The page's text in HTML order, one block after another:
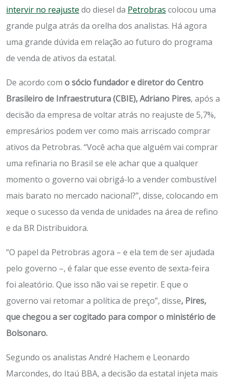
intervir no reajuste do diesel da Petrobras colocou uma
grande pulga atrás da orelha dos analistas. Há agora
uma grande dúvida em relação ao futuro do programa
de venda de ativos da estatal.
De acordo com o sócio fundador e diretor do Centro
Brasileiro de Infraestrutura (CBIE), Adriano Pires, após a
decisão da empresa de voltar atrás no reajuste de 5,7%,
empresários podem ver como mais arriscado comprar
ativos da Petrobras. “Você acha que alguém vai comprar
uma refinaria no Brasil se ele achar que a qualquer
momento o governo vai obrigá-lo a vender combustível
mais barato no mercado nacional?”, disse, colocando em
xeque o sucesso da venda de unidades na área de refino
e da BR Distribuidora.
“O papel da Petrobras agora – e ela tem de ser ajudada
pelo governo –, é falar que esse evento de sexta-feira
foi aleatório. Que isso não vai se repetir. E que o
governo vai retomar a política de preço”, disse, Pires,
que chegou a ser cogitado para compor o ministério de
Bolsonaro.
Segundo os analistas André Hachem e Leonardo
Marcondes, do Itaú BBA, a decisão da estatal injeta mais